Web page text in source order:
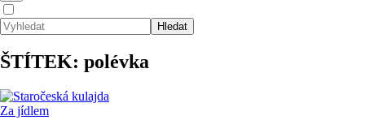
ŠTÍTEK: polévka
Za jídlem